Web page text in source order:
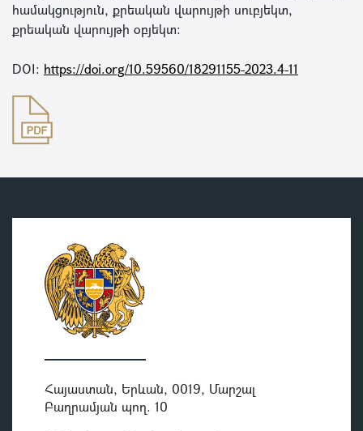
համակցություն, քրեական վարույթի սուբյեկտ,
քրեական վարույթի օբյեկտ:
DOI: https://doi.org/10.59560/18291155-2023.4-11
Հայաստան, Երևան, 0019, Մարշալ
Բաղրամյան պող. 10